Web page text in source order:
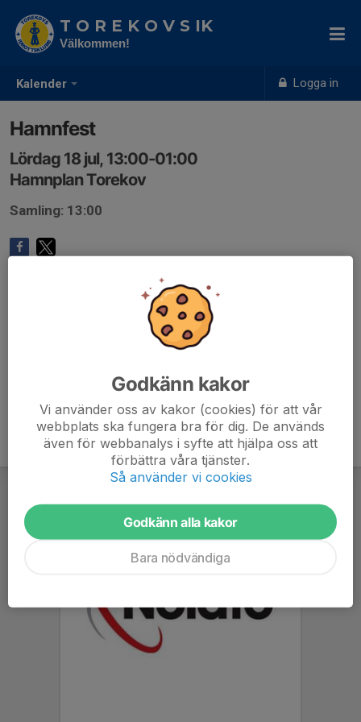
Kalender Logga in
T O R E K O V S IK
Välkommen!
Hamnfest
Lördag 18 jul, 13:00-01:00
Hamnplan Torekov
Samling: 13:00
Godkänn kakor
Vi använder oss av kakor (cookies) för att vår
webbplats ska fungera bra för dig. De används
även för webbanalys i syfte att hjälpa oss att
förbättra våra tjänster.
Så använder vi cookies
Godkänn alla kakor
Bara nödvändiga